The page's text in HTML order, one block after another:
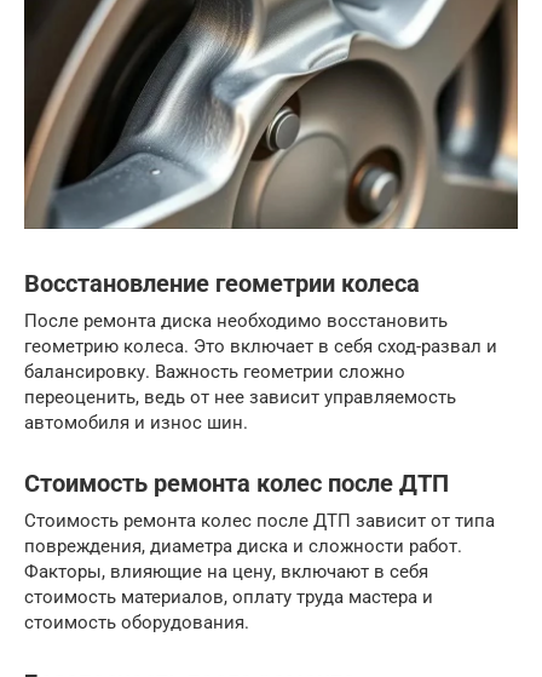
Восстановление геометрии колеса
После ремонта диска необходимо восстановить
геометрию колеса. Это включает в себя сход-развал и
балансировку. Важность геометрии сложно
переоценить, ведь от нее зависит управляемость
автомобиля и износ шин.
Стоимость ремонта колес после ДТП
Стоимость ремонта колес после ДТП зависит от типа
повреждения, диаметра диска и сложности работ.
Факторы, влияющие на цену, включают в себя
стоимость материалов, оплату труда мастера и
стоимость оборудования.